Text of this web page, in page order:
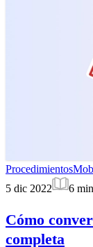
Procedimientos
5 dic 2022
6 min
Cómo
completa